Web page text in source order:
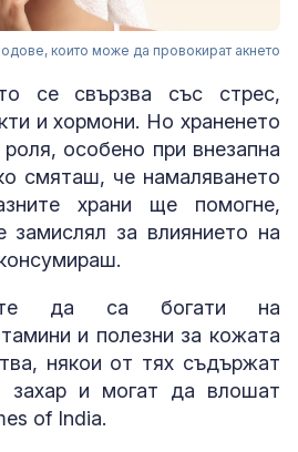
които може да провокират акнето
се свързва със стрес,
и хормони. Но храненето
особено при внезапна
смяташ, че намаляването
храни ще помогне,
замислял за влиянието на
да са богати на
и полезни за кожата
някои от тях съдържат
захар и могат да влошат
of India.